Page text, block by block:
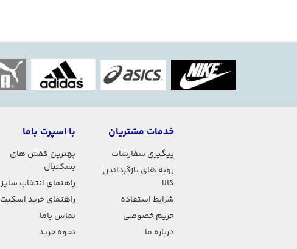
خدمات مشتریان
پیگیری سفارشات
رویه های بازگرداندن
کالا
شرایط استفاده
حریم خصوصی
درباره ما
با اسپرت باما
بهترین کفش های
بسکتبال
راهنمای انتخاب سایز
راهنمای خرید اسکیت
تماس باما
نحوه خرید